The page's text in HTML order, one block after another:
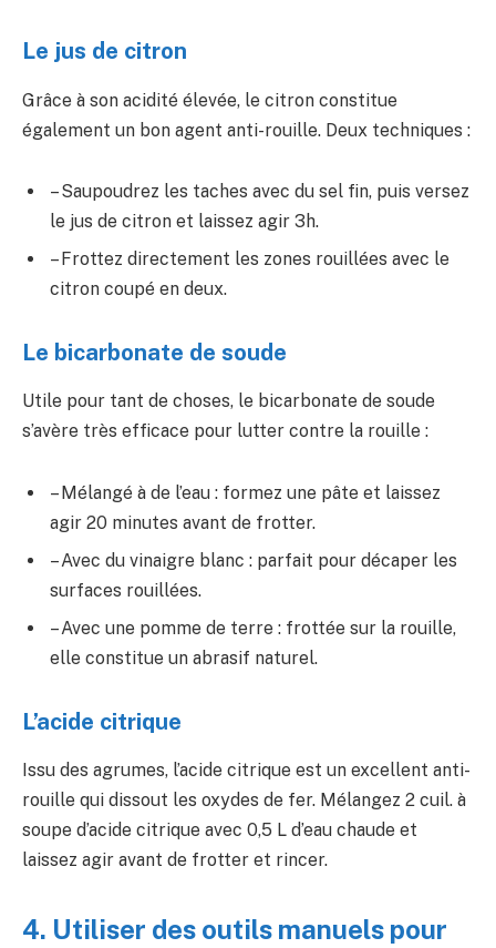
Le jus de citron
Grâce à son acidité élevée, le citron constitue
également un bon agent anti-rouille. Deux techniques :
– Saupoudrez les taches avec du sel fin, puis versez
le jus de citron et laissez agir 3h.
– Frottez directement les zones rouillées avec le
citron coupé en deux.
Le bicarbonate de soude
Utile pour tant de choses, le bicarbonate de soude
s’avère très efficace pour lutter contre la rouille :
– Mélangé à de l’eau : formez une pâte et laissez
agir 20 minutes avant de frotter.
– Avec du vinaigre blanc : parfait pour décaper les
surfaces rouillées.
– Avec une pomme de terre : frottée sur la rouille,
elle constitue un abrasif naturel.
L’acide citrique
Issu des agrumes, l’acide citrique est un excellent anti-
rouille qui dissout les oxydes de fer. Mélangez 2 cuil. à
soupe d’acide citrique avec 0,5 L d’eau chaude et
laissez agir avant de frotter et rincer.
4. Utiliser des outils manuels pour